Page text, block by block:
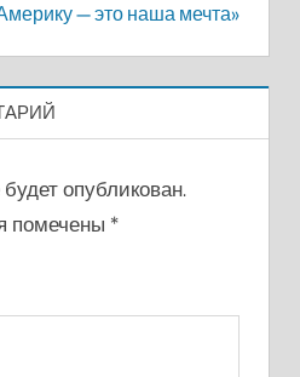
— это наша мечта»
опубликован.
помечены *